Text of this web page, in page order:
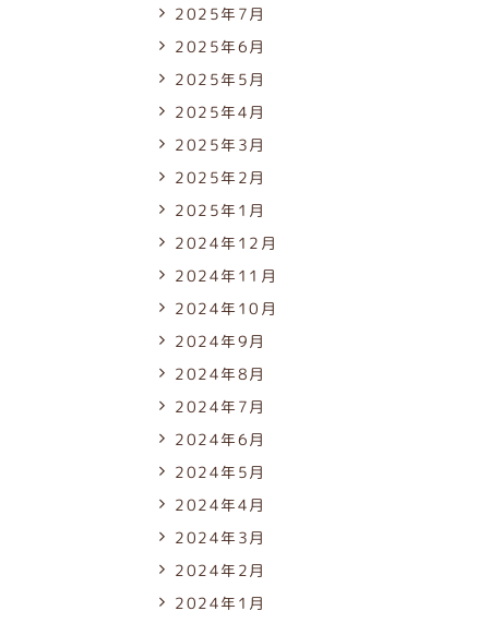
2025年7月
2025年6月
2025年5月
2025年4月
2025年3月
2025年2月
2025年1月
2024年12月
2024年11月
2024年10月
2024年9月
2024年8月
2024年7月
2024年6月
2024年5月
2024年4月
2024年3月
2024年2月
2024年1月